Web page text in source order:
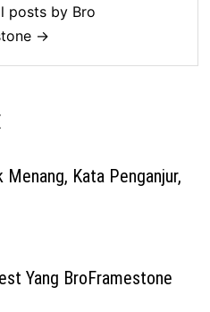
posts by Bro
→
Kata Penganjur,
Yang BroFramestone